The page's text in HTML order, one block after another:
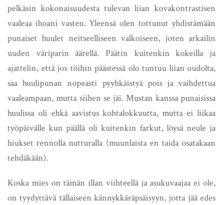
pelkäsin kokonaisuudesta tulevan liian kovakontrastisen
vaaleaa ihoani vasten. Yleensä olen tottunut yhdistämään
punaiset huulet neitseelliseen valkoiseen, joten arkailin
uuden väriparin äärellä. Päätin kuitenkin kokeilla ja
ajattelin, että jos töihin päästessä olo tuntuu liian oudolta,
saa huulipunan nopeasti pyyhkäistyä pois ja vaihdettua
vaaleampaan, mutta siihen se jäi. Mustan kanssa punaisissa
huulissa oli ehkä aavistus kohtalokkuutta, mutta ei liikaa
työpäivälle kun päällä oli kuitenkin farkut, löysä neule ja
hiukset rennolla nutturalla (muunlaista en taida osatakaan
tehdäkään).
Koska mies on tämän illan viihteellä ja asukuvaajaa ei ole,
on tyydyttävä tällaiseen kännykkäräpsäisyyn, jotta jää edes